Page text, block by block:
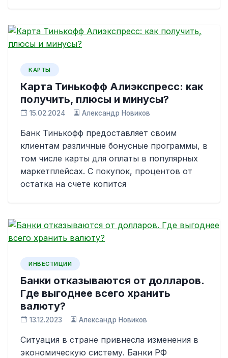
КАРТЫ
Карта Тинькофф Алиэкспресс: как
получить, плюсы и минусы?
15.02.2024 Александр Новиков
Банк Тинькофф предоставляет своим
клиентам различные бонусные программы, в
том числе карты для оплаты в популярных
маркетплейсах. С покупок, процентов от
остатка на счете копится
ИНВЕСТИЦИИ
Банки отказываются от долларов.
Где выгоднее всего хранить
валюту?
13.12.2023 Александр Новиков
Ситуация в стране привнесла изменения в
экономическую систему. Банки РФ